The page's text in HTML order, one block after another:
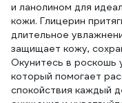
и ланолином для
кожи. Глицерин
длительное
защищает кожу,
Окунитесь в роскошь
который помогает
спокойствия каждый